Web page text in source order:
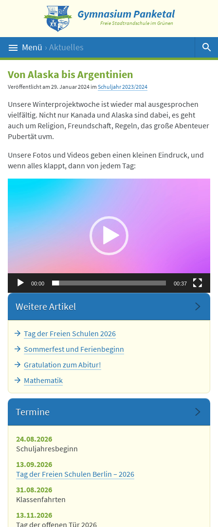
Gymnasium Panketal
Freie Stadtrandschule im Grünen
Menü › Aktuelles
Suche
Von Alaska bis Argentinien
Veröffentlicht am 29. Januar 2024 im Schuljahr 2023/2024
Unsere Winterprojektwoche ist wieder mal ausgesprochen
vielfältig. Nicht nur Kanada und Alaska sind dabei, es geht
auch um Religion, Freundschaft, Regeln, das große Abenteuer
Pubertät uvm.
Unsere Fotos und Videos geben einen kleinen Eindruck, und
wenn alles klappt, dann von jedem Tag:
00:00 00:37
Weitere Artikel
Tag der Freien Schulen 2026
Sommerfest und Ferienbeginn
Gratulation zum Abitur!
Mathematik
Termine
24.08.2026
Schuljahresbeginn
13.09.2026
Tag der Freien Schulen Berlin – 2026
31.08.2026
Klassenfahrten
13.11.2026
Tag der offenen Tür 2026